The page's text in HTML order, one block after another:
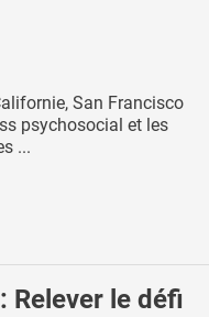
San Francisco
psychosocial et les
...
Relever le défi